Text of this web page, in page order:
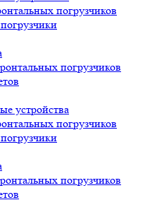
погрузчиков
погрузчиков
устройства
погрузчиков
погрузчиков